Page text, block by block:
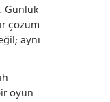
Günlük
çözüm
aynı
oyun